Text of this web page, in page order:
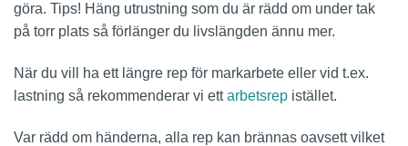
göra. Tips! Häng utrustning som du är rädd om under tak
på torr plats så förlänger du livslängden ännu mer.
När du vill ha ett längre rep för markarbete eller vid t.ex.
lastning så rekommenderar vi ettarbetsrep istället.
Var rädd om händerna, alla rep kan brännas oavsett vilket